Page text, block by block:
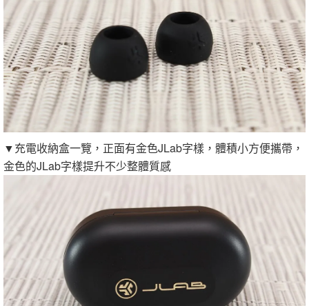
▼充電收納盒一覽，正面有金色JLab字樣，體積小方便攜帶，
金色的JLab字樣提升不少整體質感